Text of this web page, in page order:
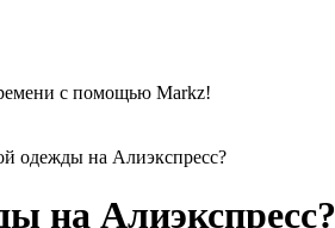
с помощью Markz!
одежды на Алиэкспресс?
на Алиэкспресс?